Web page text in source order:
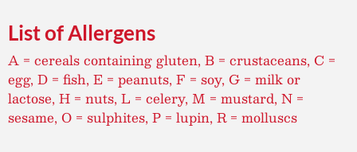
List of Allergens
A = cereals containing gluten, B = crustaceans, C =
egg, D = fish, E = peanuts, F = soy, G = milk or
lactose, H = nuts, L = celery, M = mustard, N =
sesame, O = sulphites, P = lupin, R = molluscs